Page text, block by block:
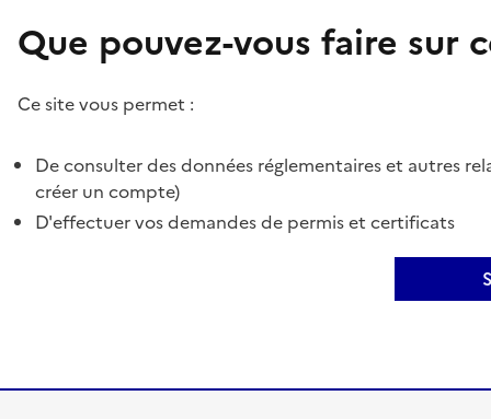
Que pouvez-vous faire sur
Ce site vous permet :
De consulter des données réglementaires et autres
créer un compte)
D'effectuer vos demandes de permis et certificats